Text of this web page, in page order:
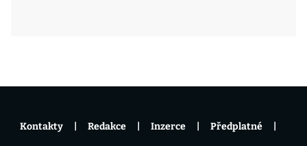
Kontakty Redakce Inzerce Předplatné